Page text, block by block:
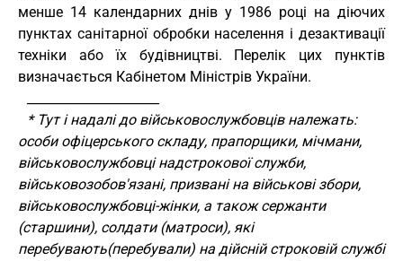
менше 14 календарних днів у 1986 році на діючих
пунктах санітарної обробки населення і дезактивації
техніки або їх будівництві. Перелік цих пунктів
визначається Кабінетом Міністрів України.
* Тут і надалі до військовослужбовців належать:
особи офіцерського складу, прапорщики, мічмани,
військовослужбовці надстрокової служби,
військовозобов'язані, призвані на військові збори,
військовослужбовці-жінки, а також сержанти
(старшини), солдати (матроси), які
перебувають(перебували) на дійсній строковій службі